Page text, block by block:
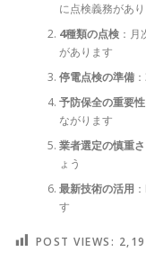
に点検義務があ
4種類の点検：月
があります
停電点検の準備
予防保全の重要性
ながります
業者選定の慎重さ
ょう
最新技術の活用
す
POST VIEWS: